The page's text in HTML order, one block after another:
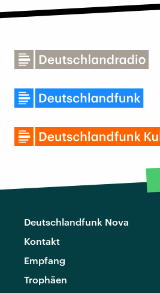
Deutschlandfunk Nova
Kontakt
Empfang
Trophäen